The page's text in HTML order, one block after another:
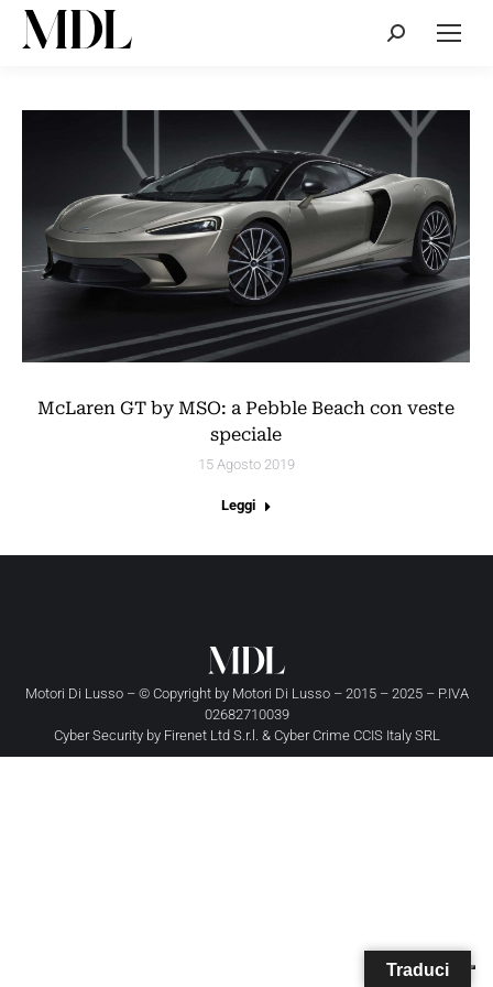
Cerca:
McLaren GT by MSO: a Pebble Beach con veste
speciale
15 Agosto 2019
Leggi
Motori Di Lusso – © Copyright by Motori Di Lusso– 2015 – 2025 – P.IVA
02682710039
Cyber Security by Firenet Ltd S.r.l. & Cyber Crime CCIS Italy SRL
Traduci